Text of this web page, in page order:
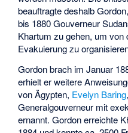
beauftragte deshalb
bis 1880 Gouverneur
Khartum zu gehen, um von
Evakuierung zu
Gordon brach im Januar
erhielt er weitere
von Ägypten, Evelyn Baring
Generalgouverneur mit
ernannt. Gordon erreichte